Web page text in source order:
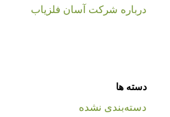
درباره شرکت آسان فلزیاب
دسته ها
دسته‌بندی نشده